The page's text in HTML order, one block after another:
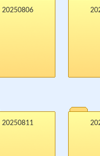
20250806
20250811